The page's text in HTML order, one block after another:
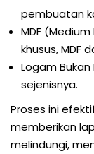
pembuatan
MDF
khusus, MDF
Logam
sejenisnya.
Proses ini
memberikan
melindungi,